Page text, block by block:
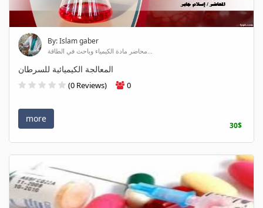
By: Islam gaber
محاضر مادة الكيمياء وباحث في الطاقة...
المعالجة الكيميائية للسرطان
(0 Reviews) 0
more
30$